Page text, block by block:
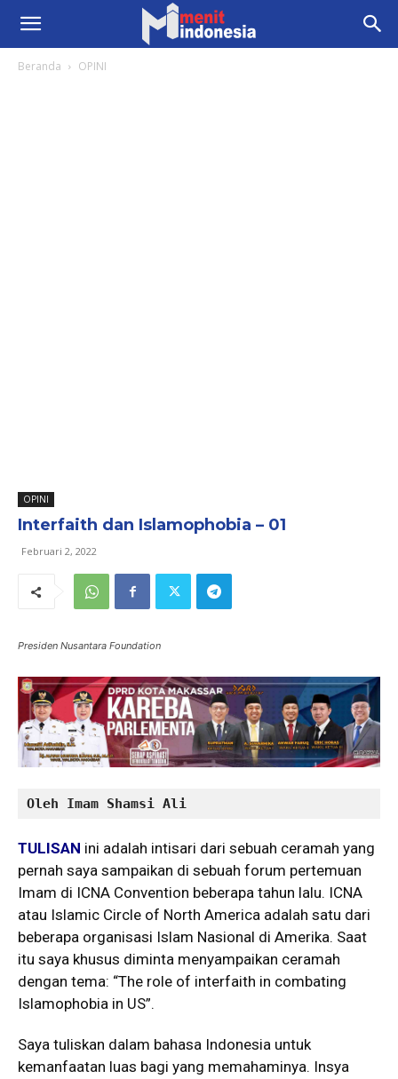
Beranda OPINI
OPINI
Interfaith dan Islamophobia – 01
Februari 2, 2022
Presiden Nusantara Foundation
Oleh Imam Shamsi Ali
TULISAN ini adalah intisari dari sebuah ceramah yang
pernah saya sampaikan di sebuah forum pertemuan
Imam di ICNA Convention beberapa tahun lalu. ICNA
atau Islamic Circle of North America adalah satu dari
beberapa organisasi Islam Nasional di Amerika. Saat
itu saya khusus diminta menyampaikan ceramah
dengan tema: “The role of interfaith in combating
Islamophobia in US”.
Saya tuliskan dalam bahasa Indonesia untuk
kemanfaatan luas bagi yang memahaminya. Insya